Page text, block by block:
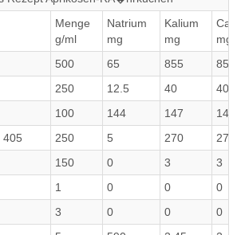
Menge
g/ml
Natrium
mg
Kalium
mg
mg
500 65 855
855
250 12.5 40
40
100 144 147
147
405
250 5 270
270
150 0 3
3
1 0 0
0
3 0 0
0